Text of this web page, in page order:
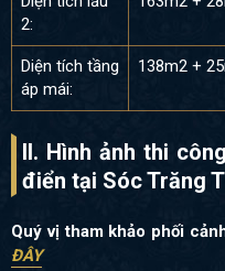
2:
Diện tích tầng
áp mái:
138m2 +
II. Hình ảnh thi
điển tại Sóc Trăng
Quý vị tham khảo phối
ĐÂY